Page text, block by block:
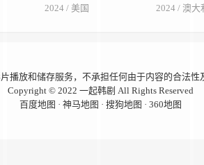
2024 / 美国
2024 / 澳大
播放和储存服务，不承担任何由于内容的合法性
Copyright © 2022 一起韩剧 All Rights Reserved
百度地图 · 神马地图 · 搜狗地图 · 360地图